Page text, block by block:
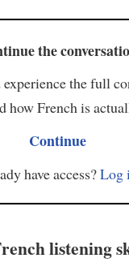
the
experience the full
how French is
Continue
have access?Log
listening